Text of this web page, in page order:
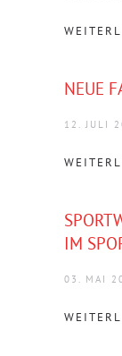
NEUE
12. JULI
IM
03. MAI